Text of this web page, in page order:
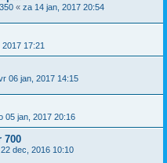
« za 14 jan, 2017 20:54
17:21
06 jan, 2017 14:15
05 jan, 2017 20:16
700
dec, 2016 10:10